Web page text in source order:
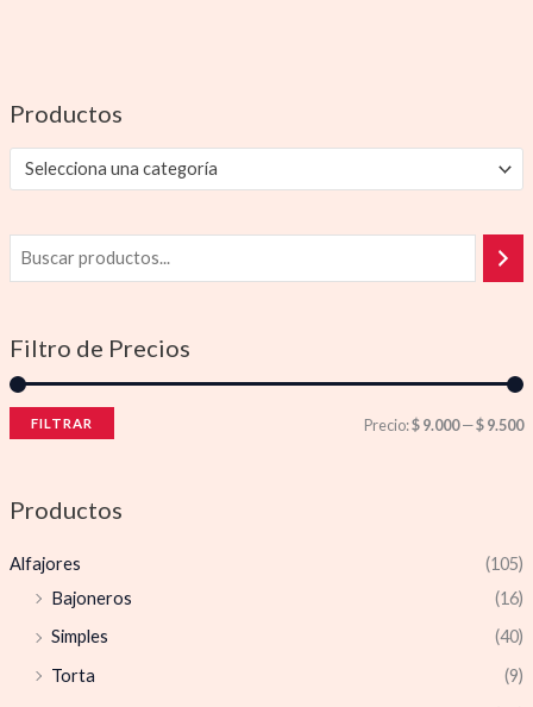
Productos
Selecciona una categoría
Filtro de Precios
FILTRAR Precio:$ 9.000—$ 9.500
Productos
Alfajores
(105)
Bajoneros
(16)
Simples
(40)
Torta
(9)